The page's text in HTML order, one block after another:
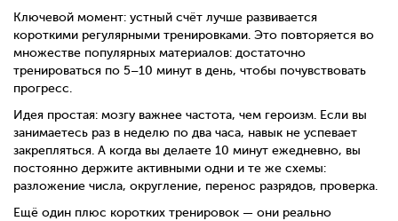
Ключевой момент: устный счёт лучше развивается
короткими регулярными тренировками. Это повторяется во
множестве популярных материалов: достаточно
тренироваться по 5–10 минут в день, чтобы почувствовать
прогресс.
Идея простая: мозгу важнее частота, чем героизм. Если вы
занимаетесь раз в неделю по два часа, навык не успевает
закрепляться. А когда вы делаете 10 минут ежедневно, вы
постоянно держите активными одни и те же схемы:
разложение числа, округление, перенос разрядов, проверка.
Ещё один плюс коротких тренировок — они реально